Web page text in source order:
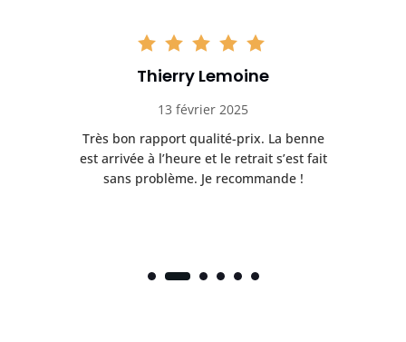
Thierry Lemoine
13 février 2025
Très bon rapport qualité-prix. La benne
est arrivée à l’heure et le retrait s’est fait
sans problème. Je recommande !